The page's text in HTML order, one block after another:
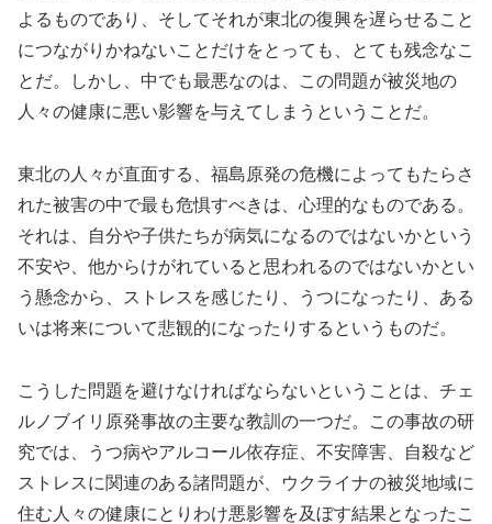
よるものであり、そしてそれが東北の復興を遅らせること
につながりかねないことだけをとっても、とても残念なこ
とだ。しかし、中でも最悪なのは、この問題が被災地の
人々の健康に悪い影響を与えてしまうということだ。
東北の人々が直面する、福島原発の危機によってもたらさ
れた被害の中で最も危惧すべきは、心理的なものである。
それは、自分や子供たちが病気になるのではないかという
不安や、他からけがれていると思われるのではないかとい
う懸念から、ストレスを感じたり、うつになったり、ある
いは将来について悲観的になったりするというものだ。
こうした問題を避けなければならないということは、チェ
ルノブイリ原発事故の主要な教訓の一つだ。この事故の研
究では、うつ病やアルコール依存症、不安障害、自殺など
ストレスに関連のある諸問題が、ウクライナの被災地域に
住む人々の健康にとりわけ悪影響を及ぼす結果となったこ